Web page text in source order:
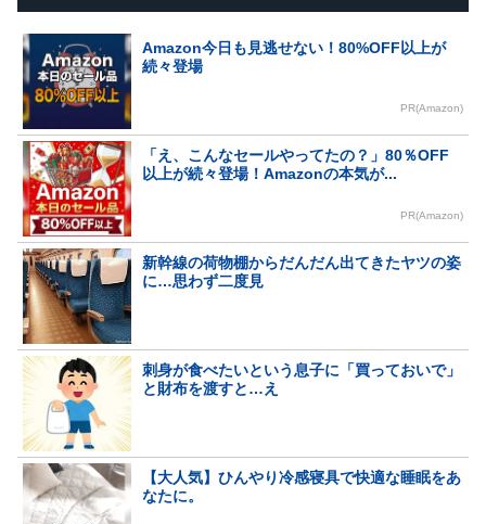
Amazon今日も見逃せない！80%OFF以上が
続々登場
PR(Amazon)
「え、こんなセールやってたの？」80％OFF
以上が続々登場！Amazonの本気が...
PR(Amazon)
新幹線の荷物棚からだんだん出てきたヤツの姿
に…思わず二度見
刺身が食べたいという息子に「買っておいで」
と財布を渡すと…え
【大人気】ひんやり冷感寝具で快適な睡眠をあ
なたに。